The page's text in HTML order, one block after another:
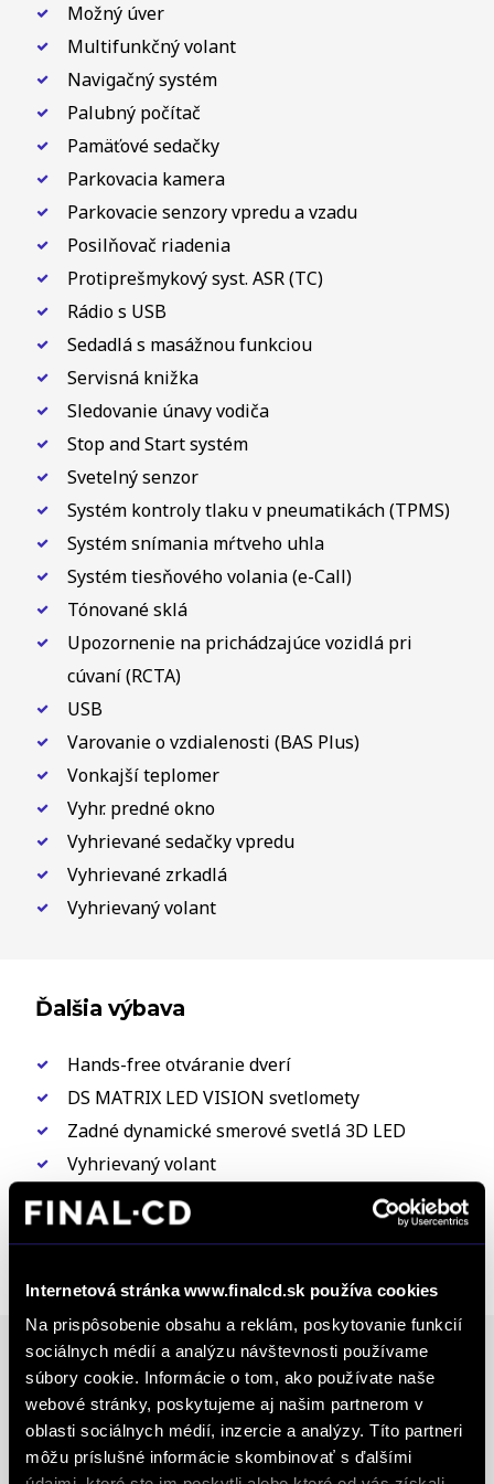
Internetová stránka www.finalcd.sk používa cookies
Na prispôsobenie obsahu a reklám, poskytovanie funkcií
sociálnych médií a analýzu návštevnosti používame
súbory cookie. Informácie o tom, ako používate naše
webové stránky, poskytujeme aj našim partnerom v
oblasti sociálnych médií, inzercie a analýzy. Títo partneri
môžu príslušné informácie skombinovať s ďalšími
Možný úver
Multifunkčný volant
Navigačný systém
Palubný počítač
Pamäťové sedačky
Parkovacia kamera
Parkovacie senzory vpredu a vzadu
Posilňovač riadenia
Protiprešmykový syst. ASR (TC)
Rádio s USB
Sedadlá s masážnou funkciou
Servisná knižka
Sledovanie únavy vodiča
Stop and Start systém
Svetelný senzor
Systém kontroly tlaku v pneumatikách (TPMS)
Systém snímania mŕtveho uhla
Systém tiesňového volania (e-Call)
Tónované sklá
Upozornenie na prichádzajúce vozidlá pri
cúvaní (RCTA)
USB
Varovanie o vzdialenosti (BAS Plus)
Vonkajší teplomer
Vyhr. predné okno
Vyhrievané sedačky vpredu
Vyhrievané zrkadlá
Vyhrievaný volant
Ďalšia výbava
Hands-free otváranie dverí
DS MATRIX LED VISION svetlomety
Zadné dynamické smerové svetlá 3D LED
Vyhrievaný volant
Vyhrievané čelné sklo
Adaptívny tempomat Stop &Go a Lane Position
Poznámka
Možný odpočet DPH, Vozidlo je v záruke Podrobné
informácie o vozidlách, ich výbave a príslušenstve
vám poskytne predajca. Údaje majú len